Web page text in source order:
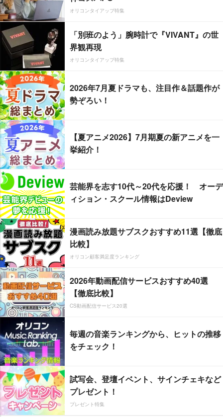
オリコンタイアップ特集
「別班のよう」腕時計で『VIVANT』の世
界観再現
オリコンタイアップ特集
2026年7月夏ドラマも、注目作＆話題作が
勢ぞろい！
【夏アニメ2026】7月期夏の新アニメを一
挙紹介！
芸能界を志す10代～20代を応援！ オーデ
ィション・スクール情報はDeview
漫画読み放題サブスクおすすめ11選【徹底
比較】
オリコン顧客満足度ランキング
2026年動画配信サービスおすすめ40選
【徹底比較】
CS動画配信サービス20選
毎週の音楽ランキングから、ヒットの推移
をチェック！
試写会、登壇イベント、サインチェキなど
プレゼント！
プレゼント特集